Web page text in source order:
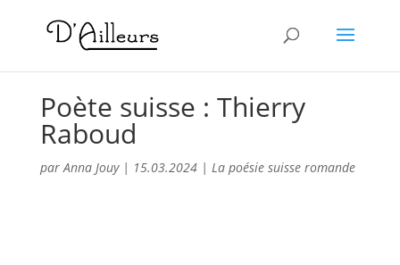
Poète suisse : Thierry
Raboud
parAnna Jouy| 15.03.2024| La poésie suisse romande